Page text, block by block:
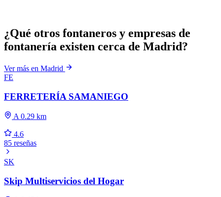
¿Qué otros fontaneros y empresas de
fontanería existen cerca de Madrid?
Ver más en Madrid
FE
FERRETERÍA SAMANIEGO
A 0.29 km
4.6
85 reseñas
SK
Skip Multiservicios del Hogar